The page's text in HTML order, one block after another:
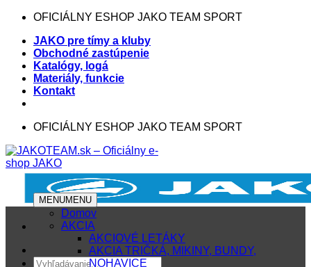
Skip
content
OFICIÁLNY ESHOP JAKO TEAM SPORT
JAKO pre tímy a kluby
Obchodné zastúpenie
Katalógy, logá
Materiály, funkcie
Kontakt
OFICIÁLNY ESHOP JAKO TEAM SPORT
Products
MENUMENU
Domov
AKCIA
AKCIOVÉ LETÁKY
AKCIA TRIČKÁ, MIKINY, BUNDY,
NOHAVICE